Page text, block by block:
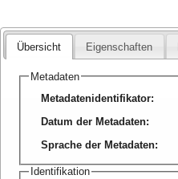
Übersicht Eigenschaften
Metadaten
Metadatenidentifikator:
Datum der Metadaten:
Sprache der Metadaten:
Identifikation